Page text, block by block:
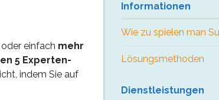
einfach mehr
5 Experten-
indem Sie auf
Informationen
Wie zu spielen man
Lösungsmethoden
Dienstleistungen